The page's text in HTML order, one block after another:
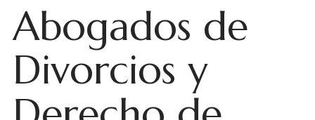
Abogados de
Divorcios y